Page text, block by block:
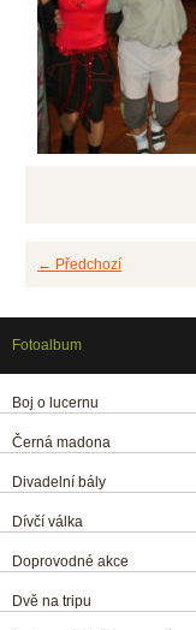
← Předchozí
Fotoalbum
Boj o lucernu
Černá madona
Divadelní bály
Dívčí válka
Doprovodné akce
Dvě na tripu